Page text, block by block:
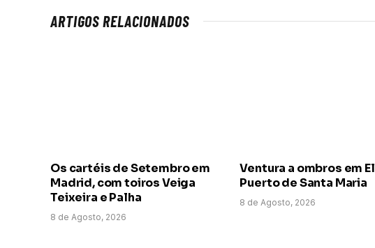
ARTIGOS RELACIONADOS
Os cartéis de Setembro em
Madrid, com toiros Veiga
Teixeira e Palha
8 de Agosto, 2026
Ventura a ombros em El
Puerto de Santa Maria
8 de Agosto, 2026